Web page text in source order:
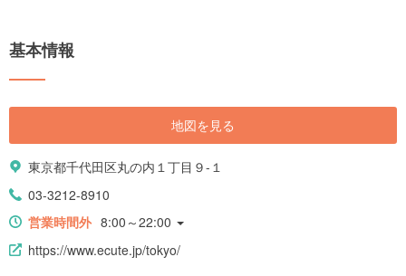
基本情報
地図を見る
東京都千代田区丸の内１丁目９-１
03-3212-8910
営業時間外 8:00～22:00
https://www.ecute.jp/tokyo/